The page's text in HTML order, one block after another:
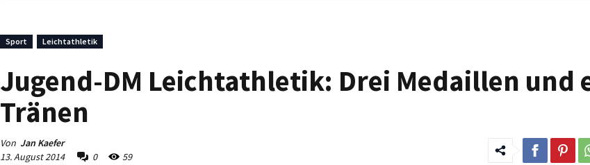
Sport Leichtathletik
Jugend-DM Leichtathletik: Drei Medaillen und
Tränen
Von Jan Kaefer
13. August 2014
0 59